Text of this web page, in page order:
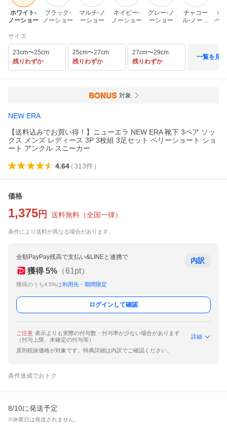
ホワイト-
ノーショー
ブラック-
ノーショー
マルチ-ノ
ーショー
ネイビー-
ノーショー
グレー-ノ
ーショー
チャコー
ル-ノーシ
ホ
ベ
サイズ
23cm〜25cm
残りわずか
25cm〜27cm
残りわずか
27cm〜29cm
残りわずか
一覧を見る
対象
NEW ERA
【送料込みでお買い得！】ニューエラ NEW ERA 靴下 3ペア ソッ
クス メンズ レディース 3P 3枚組 3足セット ベリーショート ショ
ート アンクル スニーカー
4.64（313件）
価格
1,375 円 送料無料 （全国一律）
条件により送料が異なる場合があります。
全額PayPay残高で支払い&LINEと連携で
獲得 5% （61pt）
獲得のうち4.5%は利用先・期間限定
内訳
ログインして確認
ご注意 表示よりも実際の付与数・付与率が少ない場合があります
（付与上限、未確定の付与等）
詳細
原則税抜価格が対象です。特典詳細は内訳でご確認ください。
条件達成でおトク
8/10に発送予定
※休業日は発送されません。